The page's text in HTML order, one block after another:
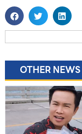
OTHER NEWS